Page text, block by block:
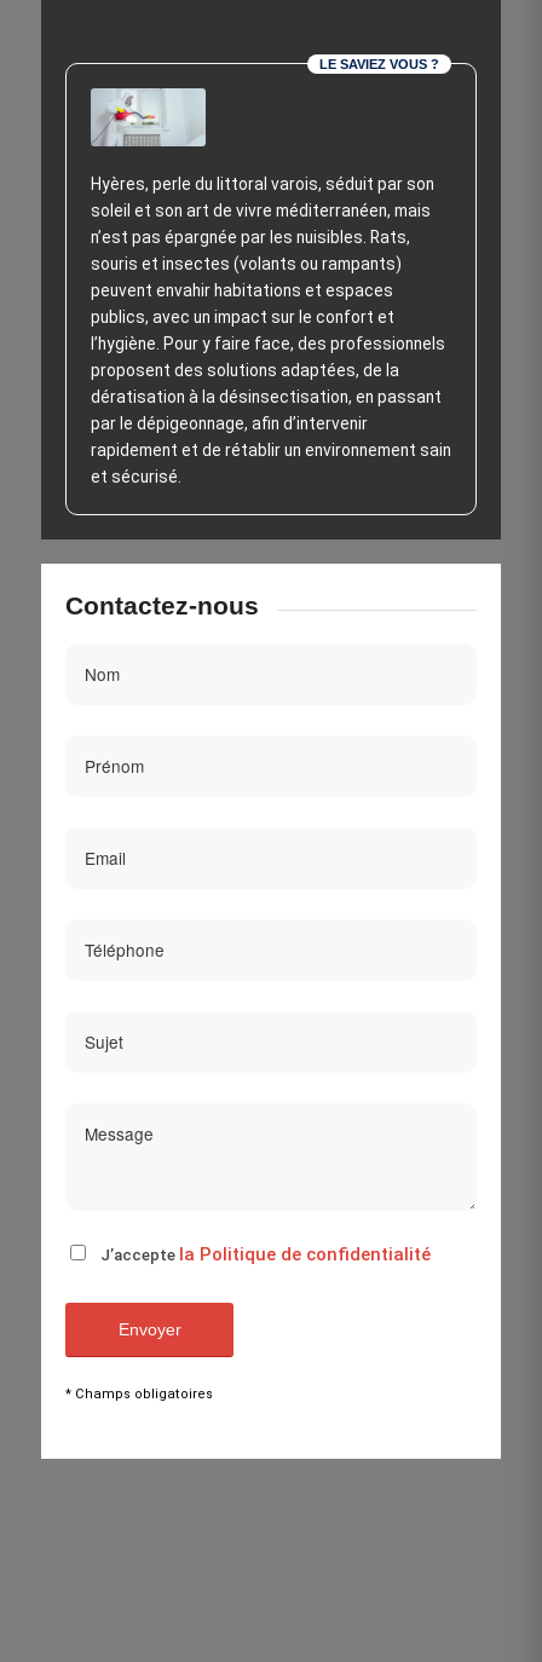
LE SAVIEZ VOUS ?
Hyères, perle du littoral varois, séduit par son
soleil et son art de vivre méditerranéen, mais
n’est pas épargnée par les nuisibles. Rats,
souris et insectes (volants ou rampants)
peuvent envahir habitations et espaces
publics, avec un impact sur le confort et
l’hygiène. Pour y faire face, des professionnels
proposent des solutions adaptées, de la
dératisation à la désinsectisation, en passant
par le dépigeonnage, afin d’intervenir
rapidement et de rétablir un environnement sain
et sécurisé.
Contactez-nous
J’accepte la Politique de confidentialité
* Champs obligatoires